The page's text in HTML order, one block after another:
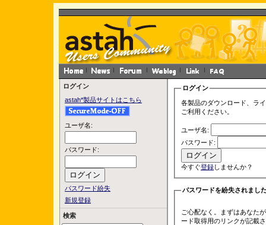
ログイン
astah*製品サイトはこちら
ユーザ名:
パスワード:
パスワード紛失
新規登録
検索
ログイン
各製品のダウンロード、ラ
ご利用ください。
ユーザ名:
パスワード:
今すぐ登録しませんか？
パスワードを紛失されまし
ご心配なく。まずはあなた
ード取得用のリンクが記載